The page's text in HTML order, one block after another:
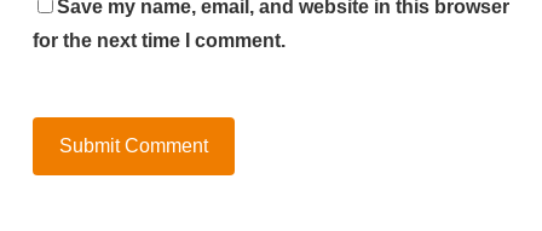
Save my name, email, and website in this browser
for the next time I comment.